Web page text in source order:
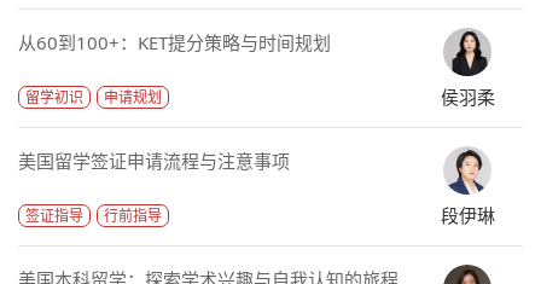
从60到100+：KET提分策略与时间规划
留学初识 申请规划 侯羽柔
美国留学签证申请流程与注意事项
签证指导 行前指导 段伊琳